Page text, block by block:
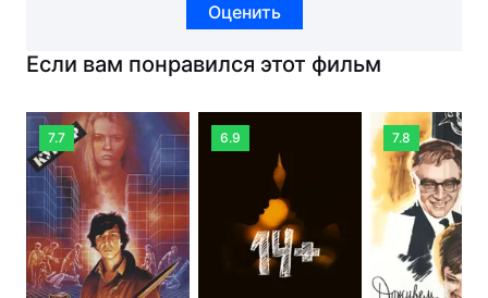
Оценить
Если вам понравился этот фильм
7.7 6.9 7.8